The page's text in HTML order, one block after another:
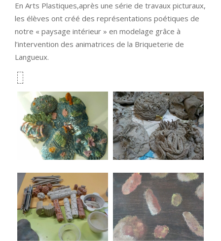
En Arts Plastiques,après une série de travaux picturaux,
les élèves ont créé des représentations poétiques de
notre « paysage intérieur » en modelage grâce à
l’intervention des animatrices de la Briqueterie de
Langueux.